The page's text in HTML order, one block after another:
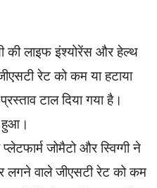
की लाइफ इंश्योरेंस और हेल्थ
रेट को कम या हटाया
टाल दिया गया है।
हुआ।
जोमैटो और स्विग्गी ने
वाले जीएसटी रेट को कम